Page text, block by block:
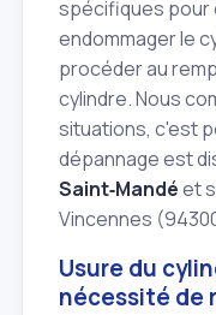
spécifiques pour
endommager le
procéder au
cylindre. Nous
situations, c'est
dépannage est
Saint‑Mandéet
Vincennes
Usure du
nécessité de